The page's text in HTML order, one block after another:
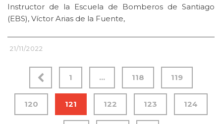
Instructor de la Escuela de Bomberos de Santiago
(EBS), Víctor Arias de la Fuente,
21/11/2022
1 … 118 119
120 121 122 123 124